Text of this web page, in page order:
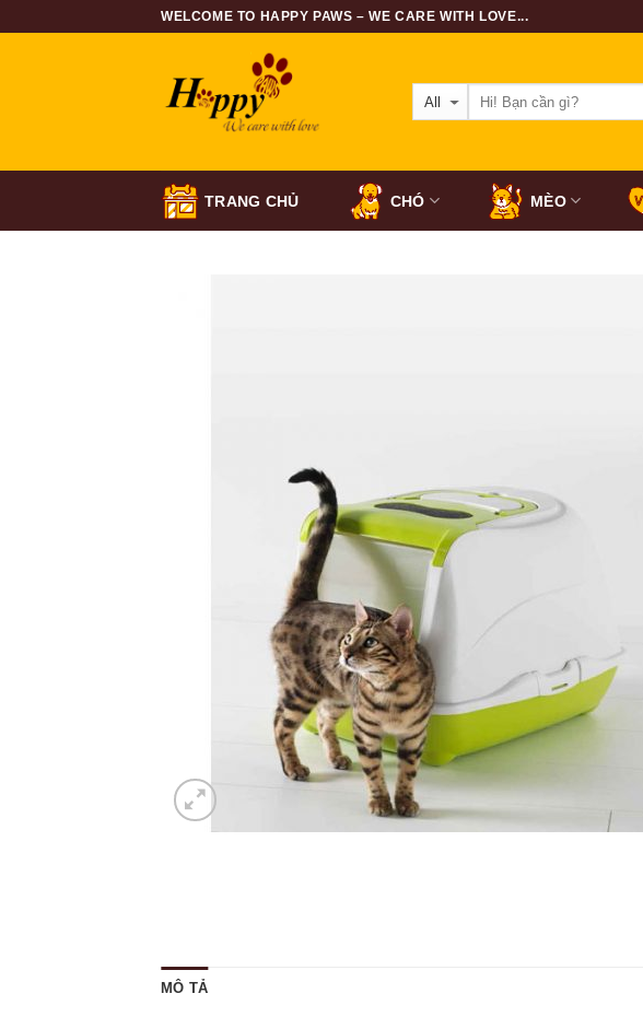
WELCOME TO HAPPY PAWS – WE CARE WITH LOVE...
TRANG CHỦ CHÓ MÈO
MÔ TẢ